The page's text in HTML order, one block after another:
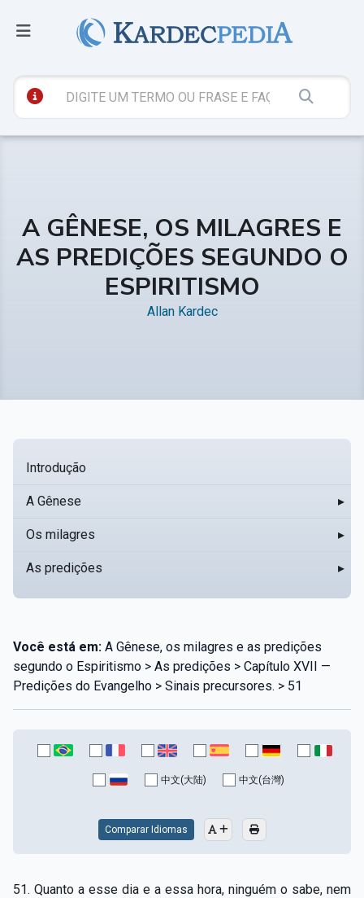
A GÊNESE, OS MILAGRES E
AS PREDIÇÕES SEGUNDO O
ESPIRITISMO
Allan Kardec
Introdução
A Gênese ▸
Os milagres ▸
As predições ▸
Você está em: A Gênese, os milagres e as predições
segundo o Espiritismo > As predições > Capítulo XVII —
Predições do Evangelho > Sinais precursores. > 51
中文(大陆) 中文(台灣)
Comparar Idiomas
51. Quanto a esse dia e a essa hora, ninguém o sabe, nem